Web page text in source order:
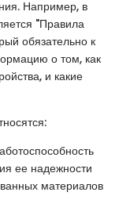
Например, в
"Правила
обязательно к
о том, как
и какие
ее надежности
материалов